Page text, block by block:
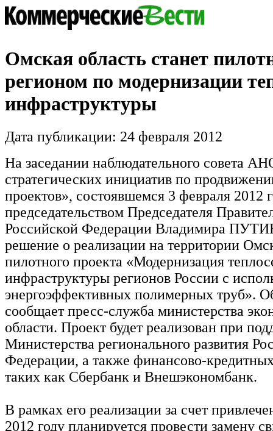
Омская область станет
регионом по модернизации
инфраструктуры
Дата публикации: 24 февраля 2012
На заседании наблюдательного совета
стратегических инициатив по
проектов», состоявшемся 3 февраля 2012
председательством Председателя
Российской Федерации Владимира
решение о реализации на территории
пилотного проекта «Модернизация
инфраструктуры регионов России с
энергоэффективных полимерных труб».
сообщает пресс-служба министерства
области. Проект будет реализован при
Министерства регионального развития
Федерации, а также финансово-
таких как Сбербанк и Внешэкономбанк.
В рамках его реализации за счет
2012 году планируется провести замену